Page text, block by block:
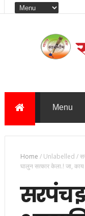
Home /Unlabelled /
घालुन सत्कार केला.! जा,
सरपंच